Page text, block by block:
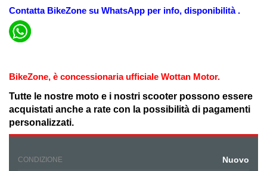
Contatta BikeZone su WhatsApp per info, disponibilità .
BikeZone, è concessionaria ufficiale Wottan Motor.
Tutte le nostre moto e i nostri scooter possono essere
acquistati anche a rate con la possibilità di pagamenti
personalizzati.
CONDIZIONE Nuovo